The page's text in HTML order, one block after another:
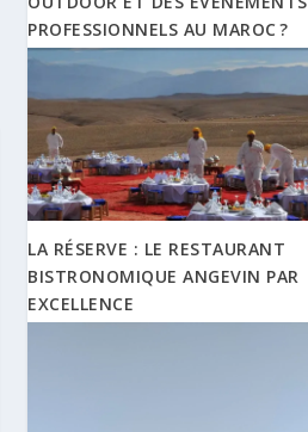
PROFESSIONNELS AU MAROC ?
LA RÉSERVE : LE RESTAURANT
BISTRONOMIQUE ANGEVIN PAR
EXCELLENCE